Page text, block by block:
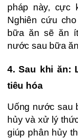
pháp này, cực
Nghiên cứu
bữa ăn sẽ ăn
nước sau bữa
4. Sau khi ăn:
tiêu hóa
Uống nước sau
hủy và xử lý
giúp phân hủy